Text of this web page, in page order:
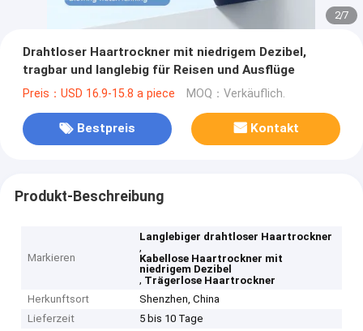
2/7
Drahtloser Haartrockner mit niedrigem Dezibel,
tragbar und langlebig für Reisen und Ausflüge
Preis：USD 16.9-15.8 a piece MOQ：Verkäuflich.
Bestpreis Kontakt
Produkt-Beschreibung
Markieren
Langlebiger drahtloser Haartrockner
,
Kabellose Haartrockner mit
niedrigem Dezibel
, Trägerlose Haartrockner
Herkunftsort
Shenzhen, China
Lieferzeit
5 bis 10 Tage